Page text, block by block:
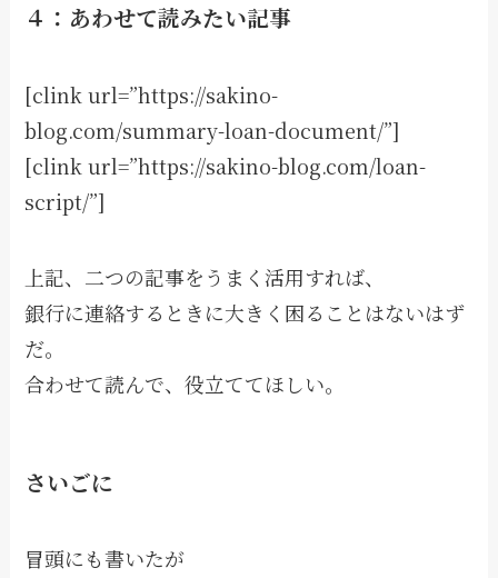
４：あわせて読みたい記事
[clink url=”https://sakino-
blog.com/summary-loan-document/”]
[clink url=”https://sakino-blog.com/loan-
script/”]
上記、二つの記事をうまく活用すれば、
銀行に連絡するときに大きく困ることはないはず
だ。
合わせて読んで、役立ててほしい。
さいごに
冒頭にも書いたが